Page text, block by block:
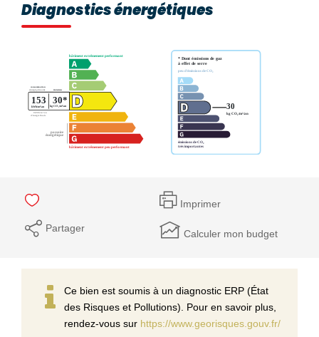
Diagnostics énergétiques
Imprimer
Partager Calculer mon budget
Ce bien est soumis à un diagnostic ERP (État
des Risques et Pollutions). Pour en savoir plus,
rendez-vous sur https://www.georisques.gouv.fr/